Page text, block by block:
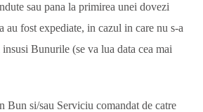
sau pana la primirea unei dovezi
au fost expediate, in cazul in care nu s-a
Bunurile (se va lua data cea mai
Bun si/sau Serviciu comandat de catre